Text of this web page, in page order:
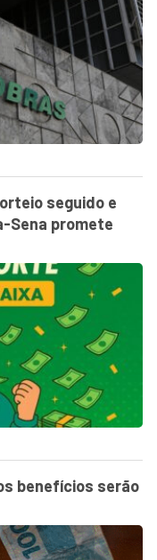
seguido e
Sena promete
benefícios serão